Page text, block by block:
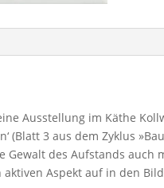
Ausstellung im Käthe
(Blatt 3 aus dem Zyklus
des Aufstands
Aspekt auf in den